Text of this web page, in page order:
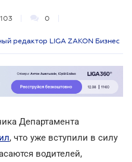
0
редактор LIGA ZAKON Бизнес
Департамента
, что уже вступили в силу
водителей,